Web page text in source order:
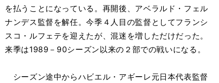
を払うことになっている。再開後、アベラルド・フェル
ナンデス監督を解任。今季４人目の監督としてフランシ
スコ・ルフェテを迎えたが、混迷を増しただけだった。
来季は1989－90シーズン以来の２部での戦いになる。
シーズン途中からハビエル・アギーレ元日本代表監督